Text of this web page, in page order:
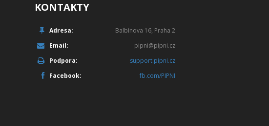
KONTAKTY
Adresa:
Balbínova 16, Praha 2
Email:
pipni@pipni.cz
Podpora:
support.pipni.cz
Facebook:
fb.com/PIPNI